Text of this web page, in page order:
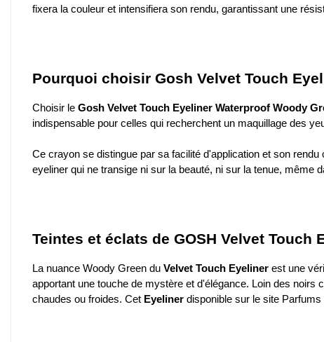
fixera la couleur et intensifiera son rendu, garantissant une
Pourquoi choisir Gosh Velvet Touch
Choisir le Gosh Velvet Touch Eyeliner Waterproof Woody
indispensable pour celles qui recherchent un maquillage des
Ce crayon se distingue par sa facilité d'application et son
eyeliner qui ne transige ni sur la beauté, ni sur la tenue, même
Teintes et éclats de GOSH Velvet Touch
La nuance Woody Green du Velvet Touch Eyeliner est une
apportant une touche de mystère et d'élégance. Loin des
chaudes ou froides. Cet Eyeliner disponible sur le site